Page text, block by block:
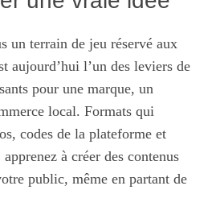
un terrain de jeu réservé aux
aujourd’hui l’un des leviers de
pour une marque, un
local. Formats qui
codes de la plateforme et
à créer des contenus
public, même en partant de